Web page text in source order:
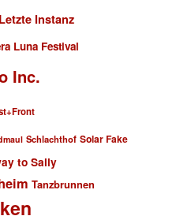
Letzte Instanz
Luna Festival
Inc.
Schlachthof Solar Fake
to Sally
Tanzbrunnen